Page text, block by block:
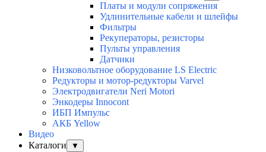
Платы и модули сопряжения
Удлинительные кабели и шлейфы
Фильтры
Рекуператоры, резисторы
Пульты управления
Датчики
Низковольтное оборудование LS Electric
Редукторы и мотор-редукторы Varvel
Электродвигатели Neri Motori
Энкодеры Innocont
ИБП Импульс
АКБ Yellow
Видео
Каталоги
▼